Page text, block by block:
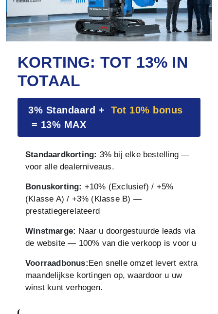
KORTING: TOT 13% IN
TOTAAL
3% Standaard + Tot 10% bonus
= 13% MAX
Standaardkorting: 3% bij elke bestelling —
voor alle dealerniveaus.
Bonuskorting: +10% (Exclusief) / +5%
(Klasse A) / +3% (Klasse B) —
prestatiegerelateerd
Winstmarge: Naar u doorgestuurde leads via
de website — 100% van die verkoop is voor u
Voorraadbonus:Een snelle omzet levert extra
maandelijkse kortingen op, waardoor u uw
winst kunt verhogen.